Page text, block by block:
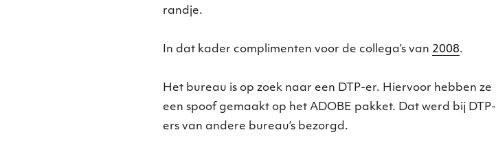
randje.
In dat kader complimenten voor de collega’s van 2008.
Het bureau is op zoek naar een DTP-er. Hiervoor hebben ze
een spoof gemaakt op het ADOBE pakket. Dat werd bij DTP-
ers van andere bureau’s bezorgd.